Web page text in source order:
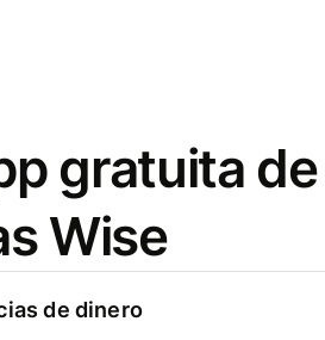
gratuita de
Wise
de dinero